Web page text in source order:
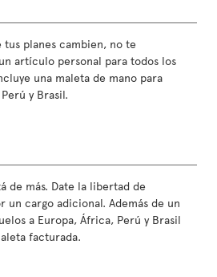
planes cambien, no te
artículo personal para todos los
una maleta de mano para
y Brasil.
de más. Date la libertad de
un cargo adicional. Además de un
a Europa, África, Perú y Brasil
facturada.